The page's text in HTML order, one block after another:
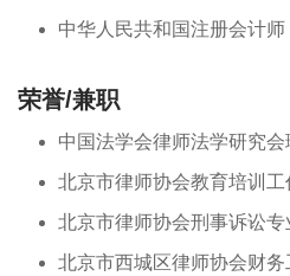
中华人民共和国注册会计师
荣誉/兼职
中国法学会律师法学研究会
北京市律师协会教育培训
北京市律师协会刑事诉讼专
北京市西城区律师协会财